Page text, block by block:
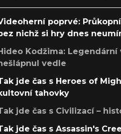
poprvé:
nichž si hry dnes
Kodžima:
vedle
jde čas s Heroes of
tahovky
jde čas s Civilizací –
jde čas s Assassin's